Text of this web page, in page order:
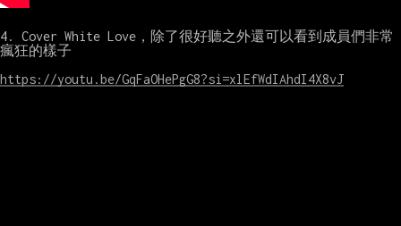
4. Cover White Love，除了很好聽之外還可以看到成員們非常
瘋狂的樣子
https://youtu.be/GqFaOHePgG8?si=xlEfWdIAhdI4X8vJ